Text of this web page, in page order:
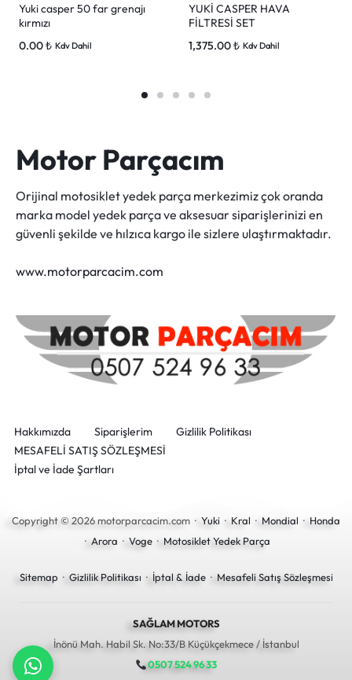
Yuki casper 50 far grenajı
kırmızı
0.00₺ Kdv Dahil
YUKİ CASPER HAVA
FİLTRESİ SET
1,375.00₺ Kdv Dahil
Motor Parçacım
Orijinal motosiklet yedek parça merkezimiz çok oranda
marka model yedek parça ve aksesuar siparişlerinizi en
güvenli şekilde ve hılzıca kargo ile sizlere ulaştırmaktadır.
www.motorparcacim.com
Hakkımızda Siparişlerim
Gizlilik Politikası
MESAFELİ SATIŞ SÖZLEŞMESİ
İptal ve İade Şartları
Copyright © 2026 motorparcacim.com · Yuki · Kral · Mondial · Honda
· Arora · Voge· Motosiklet Yedek Parça
Sitemap · Gizlilik Politikası · İptal & İade· Mesafeli Satış Sözleşmesi
SAĞLAM MOTORS
İnönü Mah. Habil Sk. No:33/B Küçükçekmece / İstanbul
0507 524 96 33